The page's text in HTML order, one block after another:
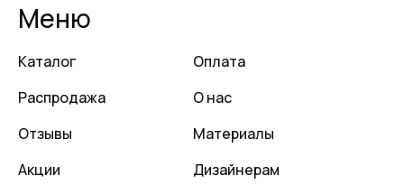
Меню
Каталог
Распродажа
Отзывы
Акции
Оплата
О нас
Материалы
Дизайнерам